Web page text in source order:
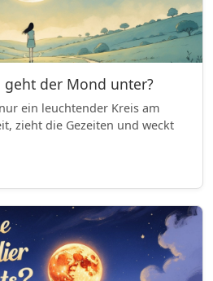
der Mond unter?
ein leuchtender Kreis am
zieht die Gezeiten und weckt